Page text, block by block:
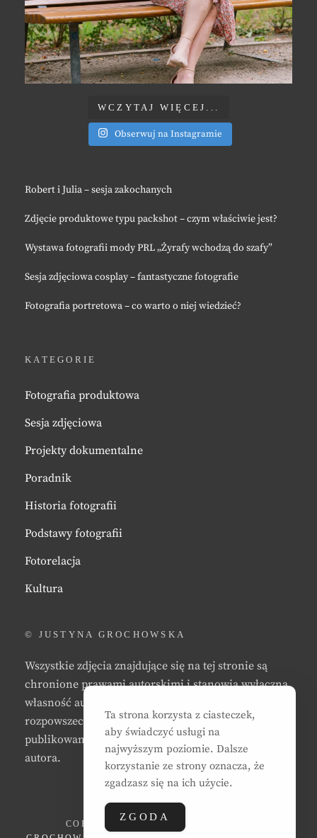
WCZYTAJ WIĘCEJ...
Obserwuj na Instagramie
Robert i Julia – sesja zakochanych
Zdjęcie produktowe typu packshot – czym właściwie jest?
Wystawa fotografii mody PRL „Żyrafy wchodzą do szafy”
Sesja zdjęciowa cosplay – fantastyczne fotografie
Fotografia portretowa – co warto o niej wiedzieć?
KATEGORIE
Fotografia produktowa
Sesja zdjęciowa
Projekty dokumentalne
Poradnik
Historia fotografii
Podstawy fotografii
Fotorelacja
Kultura
© JUSTYNA GROCHOWSKA
Wszystkie zdjęcia znajdujące się na tej stronie są
chronione prawami autorskimi i stanowią wyłączną
własność autora strony. Zabrania się kopiowania,
rozpowszechniania, reprodukowania,
publikowania, i/lub modyfikowania zdjęć bez zgody
autora.
COPYRIGHT © 2026
Ta strona korzysta z ciasteczek,
aby świadczyć usługi na
najwyższym poziomie. Dalsze
korzystanie ze strony oznacza, że
zgadzasz się na ich użycie.
ZGODA